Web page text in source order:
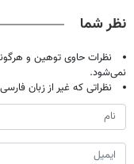
نظر شما
نظرات حاوی توهین و
نمی‌شود.
نظراتی که غیر از زبان